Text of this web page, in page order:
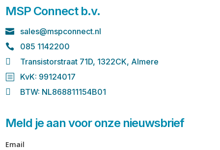
MSP Connect b.v.
 sales@mspconnect.nl

085 1142200

Transistorstraat 71D, 1322CK, Almere
b
KvK: 99124017

BTW: NL868811154B01
Meld je aan voor onze nieuwsbrief
Email